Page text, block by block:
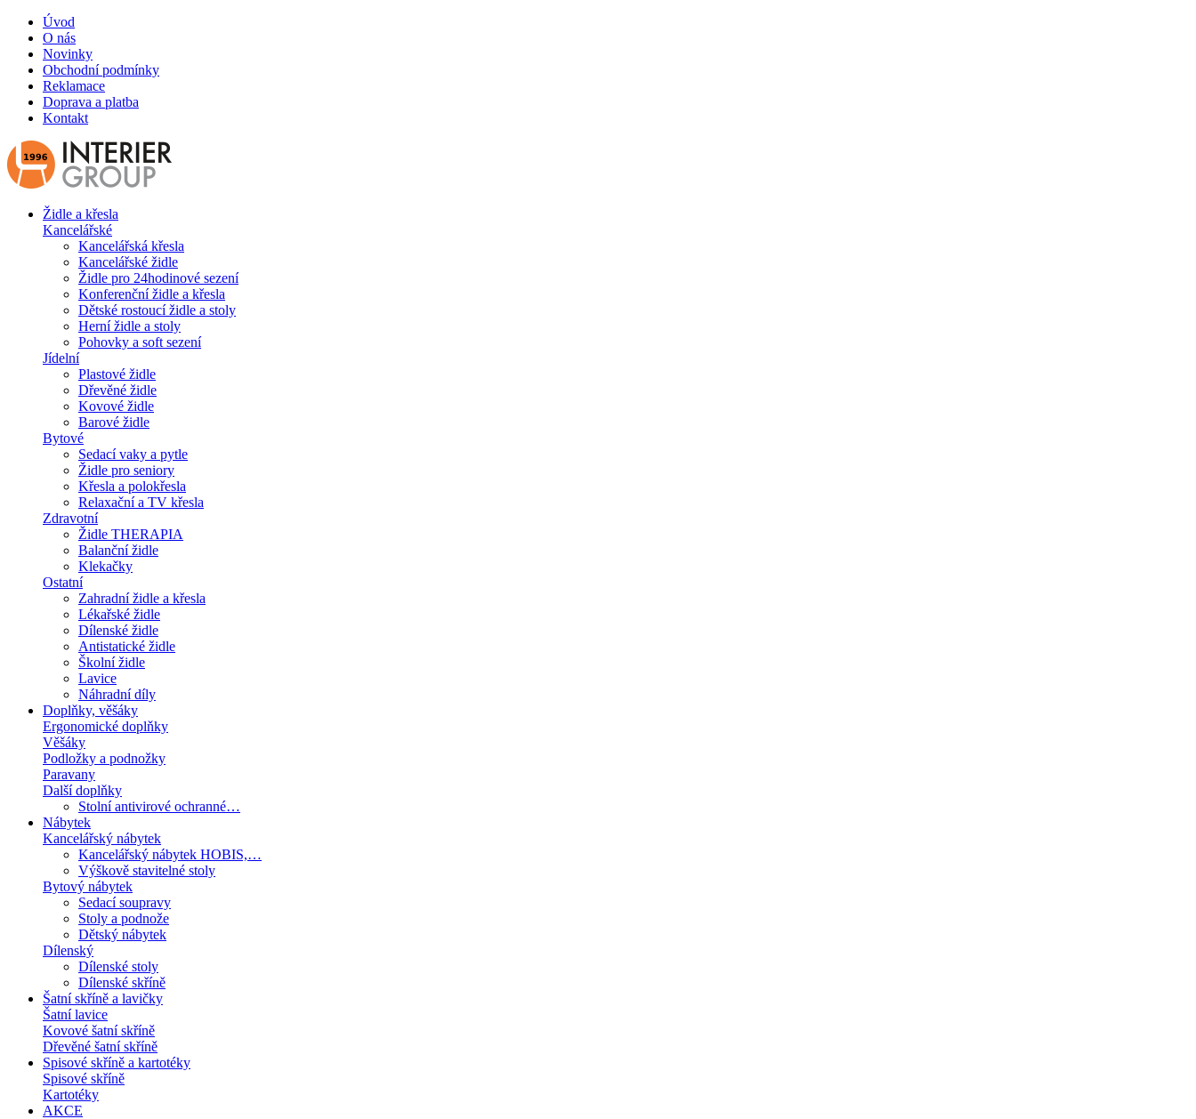
Úvod
O nás
Novinky
Obchodní podmínky
Reklamace
Doprava a platba
Kontakt
Židle a křesla
Kancelářské
Kancelářská křesla
Kancelářské židle
Židle pro 24hodinové sezení
Konferenční židle a křesla
Dětské rostoucí židle a stoly
Herní židle a stoly
Pohovky a soft sezení
Jídelní
Plastové židle
Dřevěné židle
Kovové židle
Barové židle
Bytové
Sedací vaky a pytle
Židle pro seniory
Křesla a polokřesla
Relaxační a TV křesla
Zdravotní
Židle THERAPIA
Balanční židle
Klekačky
Ostatní
Zahradní židle a křesla
Lékařské židle
Dílenské židle
Antistatické židle
Školní židle
Lavice
Náhradní díly
Doplňky, věšáky
Ergonomické doplňky
Věšáky
Podložky a podnožky
Paravany
Další doplňky
Stolní antivirové ochranné…
Nábytek
Kancelářský nábytek
Kancelářský nábytek HOBIS,…
Výškově stavitelné stoly
Bytový nábytek
Sedací soupravy
Stoly a podnože
Dětský nábytek
Dílenský
Dílenské stoly
Dílenské skříně
Šatní skříně a lavičky
Šatní lavice
Kovové šatní skříně
Dřevěné šatní skříně
Spisové skříně a kartotéky
Spisové skříně
Kartotéky
AKCE